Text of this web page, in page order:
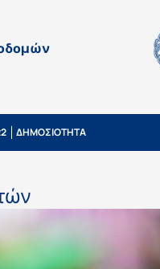
ΔΗΜΟΣΙΟΤΗΤΑ